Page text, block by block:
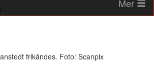
Mer
frikändes. Foto: Scanpix